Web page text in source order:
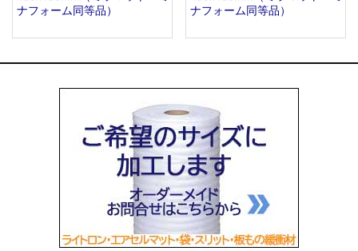
ナフォーム同等品）
ナフォーム同等品）